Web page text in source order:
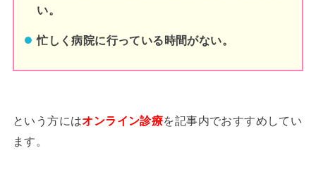
い。
忙しく病院に行っている時間がない。
という方にはオンライン診療を記事内でおすすめしてい
ます。